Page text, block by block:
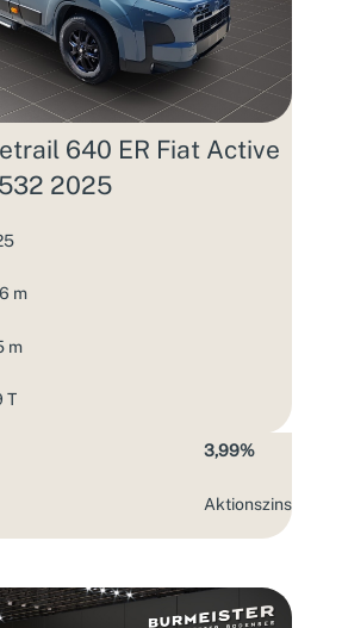
640 ER Fiat Active
2025
m
m
T
3,99%
Aktions­zins